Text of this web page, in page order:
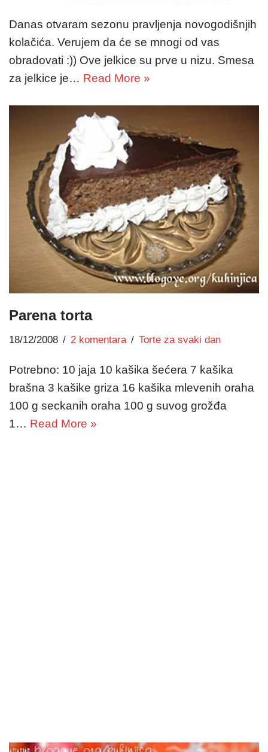
Danas otvaram sezonu pravljenja novogodišnjih
kolačića. Verujem da će se mnogi od vas
obradovati :)) Ove jelkice su prve u nizu. Smesa
za jelkice je… Read More »
Parena torta
18/12/2008 2 komentara Torte za svaki dan
Potrebno: 10 jaja 10 kašika šećera 7 kašika
brašna 3 kašike griza 16 kašika mlevenih oraha
100 g seckanih oraha 100 g suvog grožđa
1… Read More »